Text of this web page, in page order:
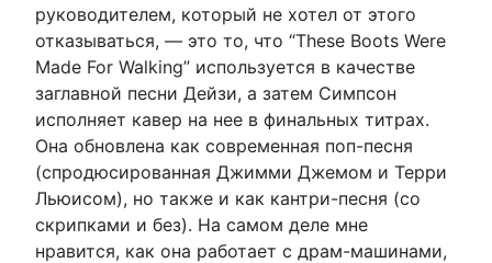
руководителем, который не хотел от этого
отказываться, — это то, что “These Boots Were
Made For Walking” используется в качестве
заглавной песни Дейзи, а затем Симпсон
исполняет кавер на нее в финальных титрах.
Она обновлена как современная поп-песня
(спродюсированная Джимми Джемом и Терри
Льюисом), но также и как кантри-песня (со
скрипками и без). На самом деле мне
нравится, как она работает с драм-машинами,